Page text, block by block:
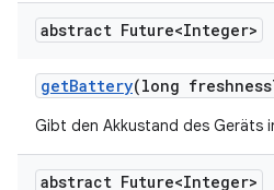
abstract Future<Integer>
getBattery(long freshness
Gibt den Akkustand des Geräts
abstract Future<Integer>